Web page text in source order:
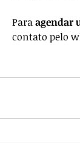
Para agendar
contato pelo